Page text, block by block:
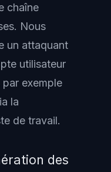
chaîne
Nous
un attaquant
utilisateur
exemple
la
de travail.
des